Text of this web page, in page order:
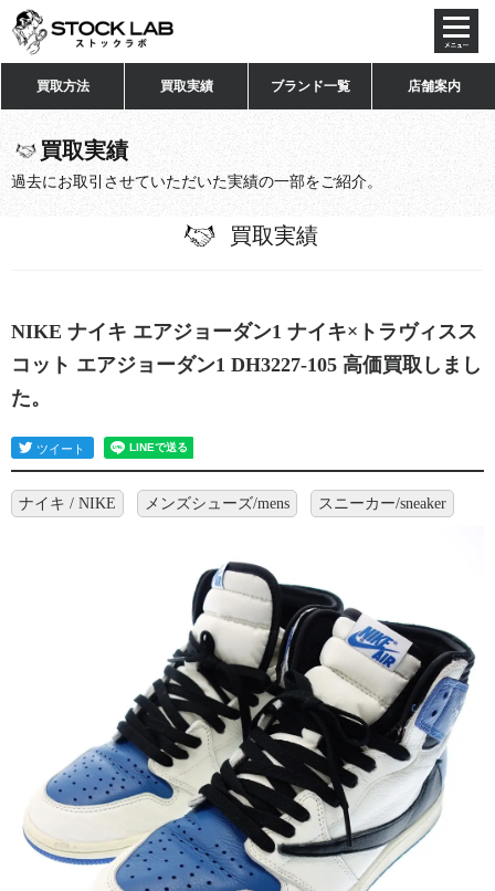
買取方法 買取実績 ブランド一覧 店舗案内
買取実績
過去にお取引させていただいた実績の一部をご紹介。
買取実績
NIKE ナイキ エアジョーダン1 ナイキ×トラヴィスス
コット エアジョーダン1 DH3227-105 高価買取しまし
た。
ナイキ / NIKE メンズシューズ/mens スニーカー/sneaker